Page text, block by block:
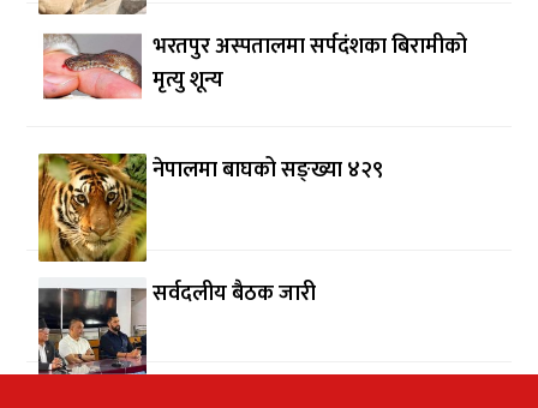
भरतपुर अस्पतालमा सर्पदंशका बिरामीको
मृत्यु शून्य
नेपालमा बाघको सङ्ख्या ४२९
सर्वदलीय बैठक जारी